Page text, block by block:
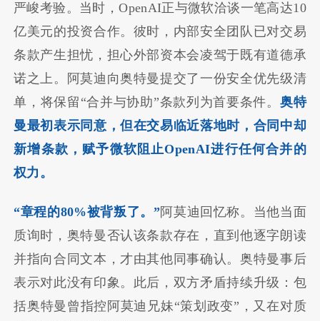
严峻考验。当时，OpenAI正与微软洽谈一笔高达10
亿美元的投资合作。彼时，内部安全团队已对交易
条款产生担忧，担心外部资本会凌驾于既有道德承
诺之上。阿莫迪向奥特曼提交了一份安全优先级清
单，将保留“合并与协助”条款列为首要条件。 奥特
曼最初表示同意，但在交易临近落地时，合同中却
新增条款，赋予微软阻止OpenAI进行任何合并的
权力。
“章程的80%被背叛了。”阿莫迪回忆称。当他当面
质询时，奥特曼否认该条款存在，直到他逐字朗读
并指向合同文本，才由其他同事确认。奥特曼事后
表示对此没有印象。此后，双方矛盾持续升级：包
括奥特曼曾指控阿莫迪兄妹“策划政变”，又在对质